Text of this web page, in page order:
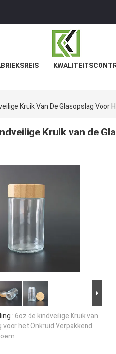
Kruik Van De Glasopslag Voor
Kruik van de
: 6oz de kindveilige Kruik van
voor het Onkruid Verpakkend